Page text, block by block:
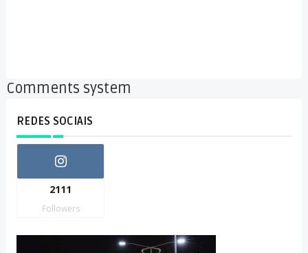
Comments system
REDES SOCIAIS
2111
Followers